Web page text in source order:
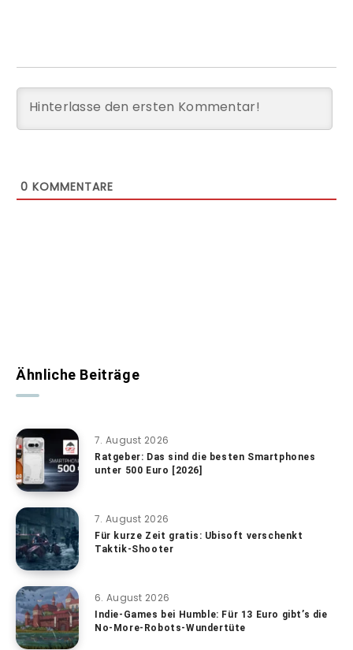
0 KOMMENTARE
Ähnliche Beiträge
7. August 2026
Ratgeber: Das sind die besten Smartphones
unter 500 Euro [2026]
7. August 2026
Für kurze Zeit gratis: Ubisoft verschenkt
Taktik-Shooter
6. August 2026
Indie-Games bei Humble: Für 13 Euro gibt’s die
No-More-Robots-Wundertüte